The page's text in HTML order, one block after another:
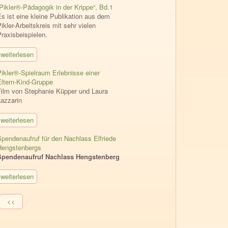
Pädagogik in der Krippe“, Bd.1
ist eine kleine Publikation aus dem
Arbeitskreis mit sehr vielen
weiterlesen
Spielraum Erlebnisse einer
Kind-Gruppe
von Stephanie Küpper und Laura
weiterlesen
für den Nachlass Elfriede
Nachlass Hengstenberg
weiterlesen
Seitennummerierung
Vorherige
Seite
<<